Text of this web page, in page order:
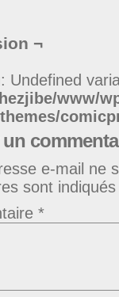
¬
: Undefined
www/
e-mail ne
sont
*